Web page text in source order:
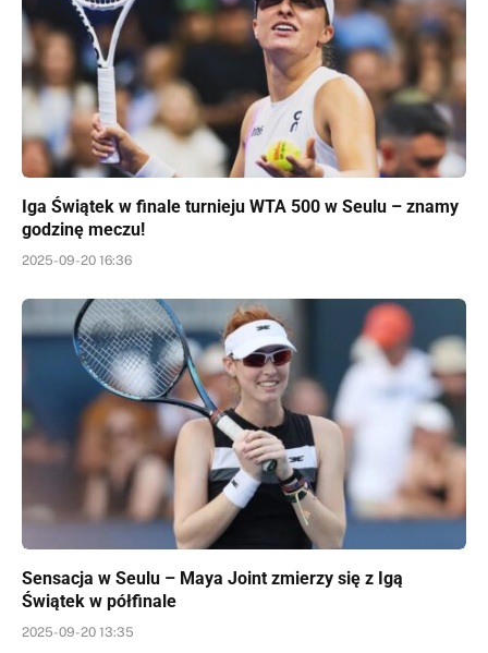
Iga Świątek w finale turnieju WTA 500 w Seulu – znamy
godzinę meczu!
2025-09-20 16:36
Sensacja w Seulu – Maya Joint zmierzy się z Igą
Świątek w półfinale
2025-09-20 13:35